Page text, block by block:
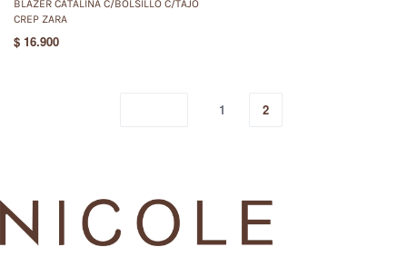
BLAZER CATALINA C/BOLSILLO C/TAJO
CREP ZARA
$ 16.900
1 2